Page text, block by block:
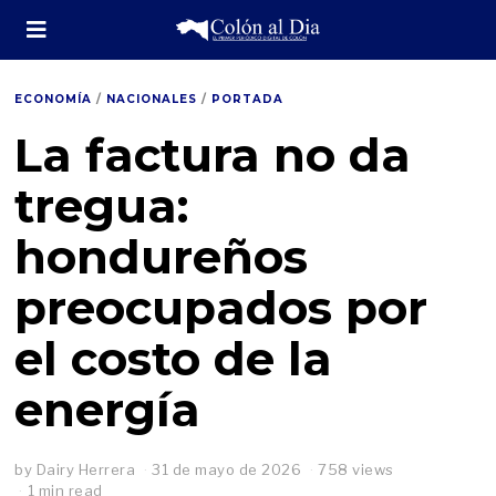
ECONOMÍA / NACIONALES / PORTADA
La factura no da
tregua:
hondureños
preocupados por
el costo de la
energía
by Dairy Herrera 31 de mayo de 2026
758 views
1 min read